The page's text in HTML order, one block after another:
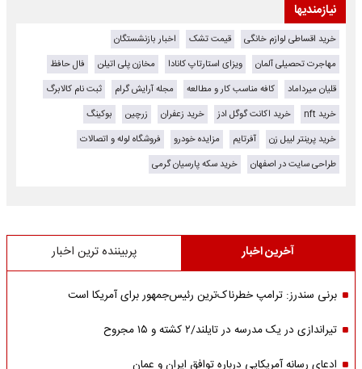
نیازمندیها
خرید اقساطی لوازم خانگی قیمت تشک
اخبار بازنشستگان
مهاجرت تحصیلی آلمان
ویزای استارتاپ کانادا مخازن پلی اتیلن
فال حافظ
قلیان میرداماد
کافه مناسب کار و مطالعه مجله آرایش گرام
ثبت نام کالابرگ
خرید nft
خرید اکانت گوگل ادز خرید زعفران زرچین
بوکینگ
خرید پرینتر لیبل زن
آفرتایم مزایده خودرو
فروشگاه لوله و اتصالات
طراحی سایت در اصفهان
خرید سکه پارسیان گرمی
آخرین اخبار پربیننده ترین اخبار
برنی سندرز: ترامپ خطرناک‌ترین رئیس‌جمهور برای آمریکا است
تیراندازی در یک مدرسه در تایلند/۲ کشته و ۱۵ مجروح
ادعای رسانه آمریکایی درباره توافق ایران و عمان